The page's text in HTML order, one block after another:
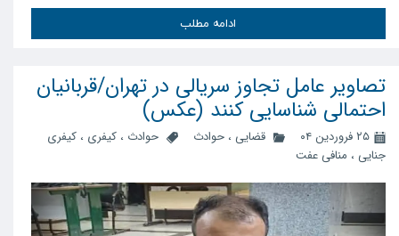
ادامه مطلب
تصاویر عامل تجاوز سریالی در تهران/قربانیان
احتمالی شناسایی کنند (عکس)
۲۵ فروردین ۰۴ قضایی ، حوادث حوادث ، کیفری ، کیفری
جنایی ، منافی عفت